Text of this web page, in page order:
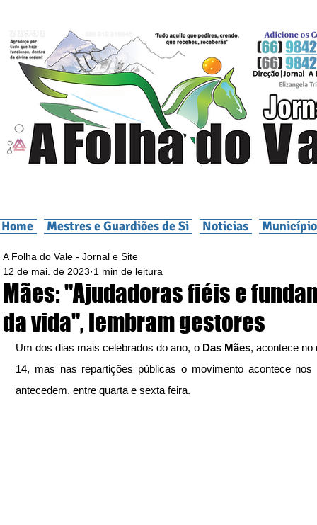
Home Mestres e Guardiões de Si Noticias
Mães: "Ajudadoras fiéis e
da vida", lembram gestores
A Folha do Vale - Jornal e Site
12 de mai. de 2023 1 min de leitura
Um dos dias mais celebrados do ano, o Das Mães, acontece no
14, mas nas repartições públicas o movimento acontece nos
antecedem, entre quarta e sexta feira.